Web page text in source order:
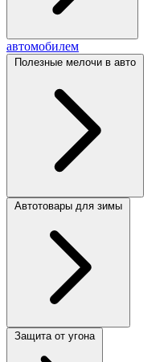
автомобилем
Полезные мелочи в авто
Автотовары для зимы
Защита от угона